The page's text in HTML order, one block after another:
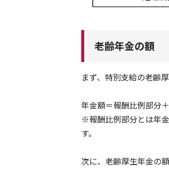
老齢年金の額
まず、特別支給の老齢
年金額＝報酬比例部分
※報酬比例部分とは年
す。
次に、老齢厚生年金の